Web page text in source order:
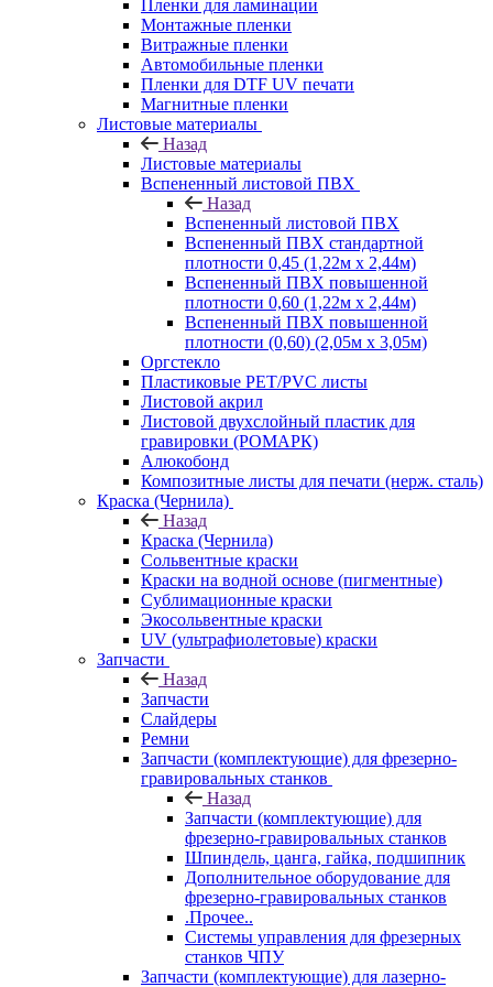
Пленки для ламинации
Монтажные пленки
Витражные пленки
Автомобильные пленки
Пленки для DTF UV печати
Магнитные пленки
Листовые материалы
Назад
Листовые материалы
Вспененный листовой ПВХ
Назад
Вспененный листовой ПВХ
Вспененный ПВХ стандартной
плотности 0,45 (1,22м х 2,44м)
Вспененный ПВХ повышенной
плотности 0,60 (1,22м х 2,44м)
Вспененный ПВХ повышенной
плотности (0,60) (2,05м х 3,05м)
Оргстекло
Пластиковые PET/PVC листы
Листовой акрил
Листовой двухслойный пластик для
гравировки (РОМАРК)
Алюкобонд
Композитные листы для печати (нерж. сталь)
Краска (Чернила)
Назад
Краска (Чернила)
Сольвентные краски
Краски на водной основе (пигментные)
Сублимационные краски
Экосольвентные краски
UV (ультрафиолетовые) краски
Запчасти
Назад
Запчасти
Слайдеры
Ремни
Запчасти (комплектующие) для фрезерно-
гравировальных станков
Назад
Запчасти (комплектующие) для
фрезерно-гравировальных станков
Шпиндель, цанга, гайка, подшипник
Дополнительное оборудование для
фрезерно-гравировальных станков
.Прочее..
Системы управления для фрезерных
станков ЧПУ
Запчасти (комплектующие) для лазерно-